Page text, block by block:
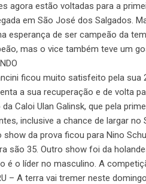
agora estão voltadas para a
em São José dos Salgados.
esperança de ser campeão da
mas o vice também teve um
ficou muito satisfeito pela
a sua recuperação e de volta
Caloi Ulan Galinsk, que pela
inclusive a chance de largar
show da prova ficou para Nino
são 35. Outro show foi da
é o líder no masculino. A
– A terra vai tremer neste domingo